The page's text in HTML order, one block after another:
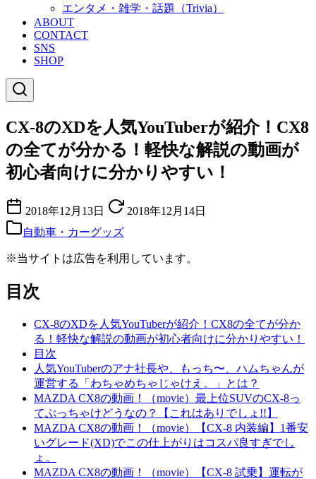
エンタメ・雑学・話題（Trivia）
ABOUT
CONTACT
SNS
SHOP
CX-8のXDを人気YouTuberが紹介！CX8
の全てが分かる！軽快な解説の動画が
初心者向けに分かりやすい！
2018年12月13日
2018年12月14日
自動車・カーグッズ
※当サイトは広告を利用しています。
目次
CX-8のXDを人気YouTuberが紹介！CX8の全てが分か
る！軽快な解説の動画が初心者向けに分かりやすい！
目次
人気YouTuberのアナ社長や、もっち〜、ハムちゃんが
運営する「わちゃめちゃじゃけえ。」とは？
MAZDA CX8の動画！（movie）最上位SUVのCX-8っ
てぶっちゃけどうなの？【これはありでしょ!!】
MAZDA CX8の動画！（movie）【CX-8 内装編】1番安
いグレード(XD)でこの仕上がりはコスパ良すぎでし
ょ。
MAZDA CX8の動画！（movie）【CX-8 試乗】運転が